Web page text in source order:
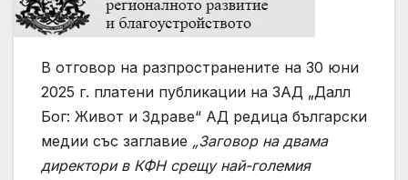
В отговор на разпространените на 30 юни
2025 г. платени публикации на ЗАД „Далл
Бог: Живот и Здраве“ АД редица български
медии със заглавие „Заговор на двама
директори в КФН срещу най-големия